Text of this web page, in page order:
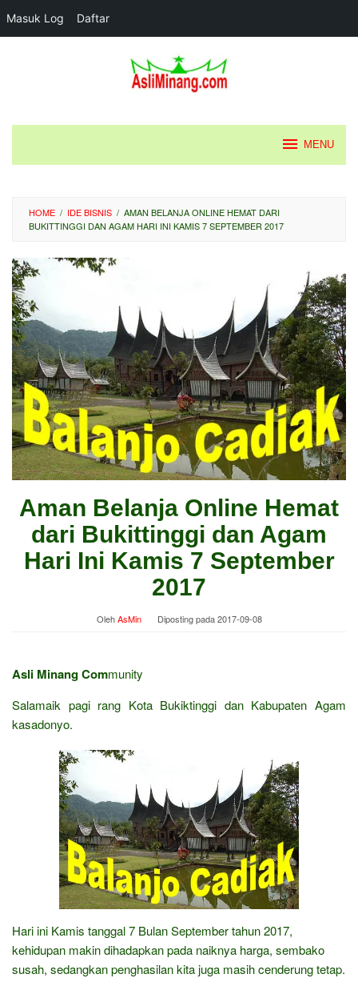
Masuk Log Daftar
MENU
HOME / IDE BISNIS / AMAN BELANJA ONLINE HEMAT DARI
BUKITTINGGI DAN AGAM HARI INI KAMIS 7 SEPTEMBER 2017
Aman Belanja Online Hemat
dari Bukittinggi dan Agam
Hari Ini Kamis 7 September
2017
OlehAsMin Diposting pada2017-09-08
Asli Minang Community
Salamaik pagi rang Kota Bukiktinggi dan Kabupaten Agam
kasadonyo.
Hari ini Kamis tanggal 7 Bulan September tahun 2017,
kehidupan makin dihadapkan pada naiknya harga, sembako
susah, sedangkan penghasilan kita juga masih cenderung tetap.